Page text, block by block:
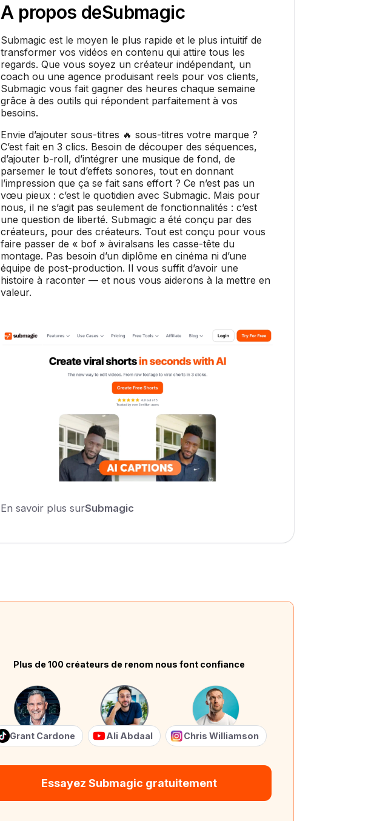
A propos deSubmagic
Submagic est le moyen le plus rapide et le plus intuitif de
transformer vos vidéos en contenu qui attire tous les
regards. Que vous soyez un créateur indépendant, un
coach ou une agence produisant reels pour vos clients,
Submagic vous fait gagner des heures chaque semaine
grâce à des outils qui répondent parfaitement à vos
besoins.
Envie d’ajouter sous-titres 🔥 sous-titres votre marque ?
C’est fait en 3 clics. Besoin de découper des séquences,
d’ajouter b-roll, d’intégrer une musique de fond, de
parsemer le tout d’effets sonores, tout en donnant
l’impression que ça se fait sans effort ? Ce n’est pas un
vœu pieux : c’est le quotidien avec Submagic. Mais pour
nous, il ne s’agit pas seulement de fonctionnalités : c’est
une question de liberté. Submagic a été conçu par des
créateurs, pour des créateurs. Tout est conçu pour vous
faire passer de « bof » àviralsans les casse-tête du
montage. Pas besoin d’un diplôme en cinéma ni d’une
équipe de post-production. Il vous suffit d’avoir une
histoire à raconter — et nous vous aiderons à la mettre en
valeur.
En savoir plus surSubmagic
Plus de 100 créateurs de renom nous font confiance
Grant Cardone Ali Abdaal Chris Williamson
Essayez Submagic gratuitement